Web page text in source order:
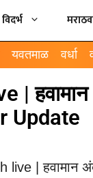
विदर्भ
यवतमाळ वर्धा
|
Update